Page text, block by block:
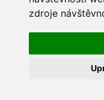
zdroje